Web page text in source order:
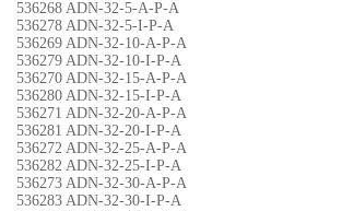
536268 ADN-32-5-A-P-A
536278 ADN-32-5-I-P-A
536269 ADN-32-10-A-P-A
536279 ADN-32-10-I-P-A
536270 ADN-32-15-A-P-A
536280 ADN-32-15-I-P-A
536271 ADN-32-20-A-P-A
536281 ADN-32-20-I-P-A
536272 ADN-32-25-A-P-A
536282 ADN-32-25-I-P-A
536273 ADN-32-30-A-P-A
536283 ADN-32-30-I-P-A